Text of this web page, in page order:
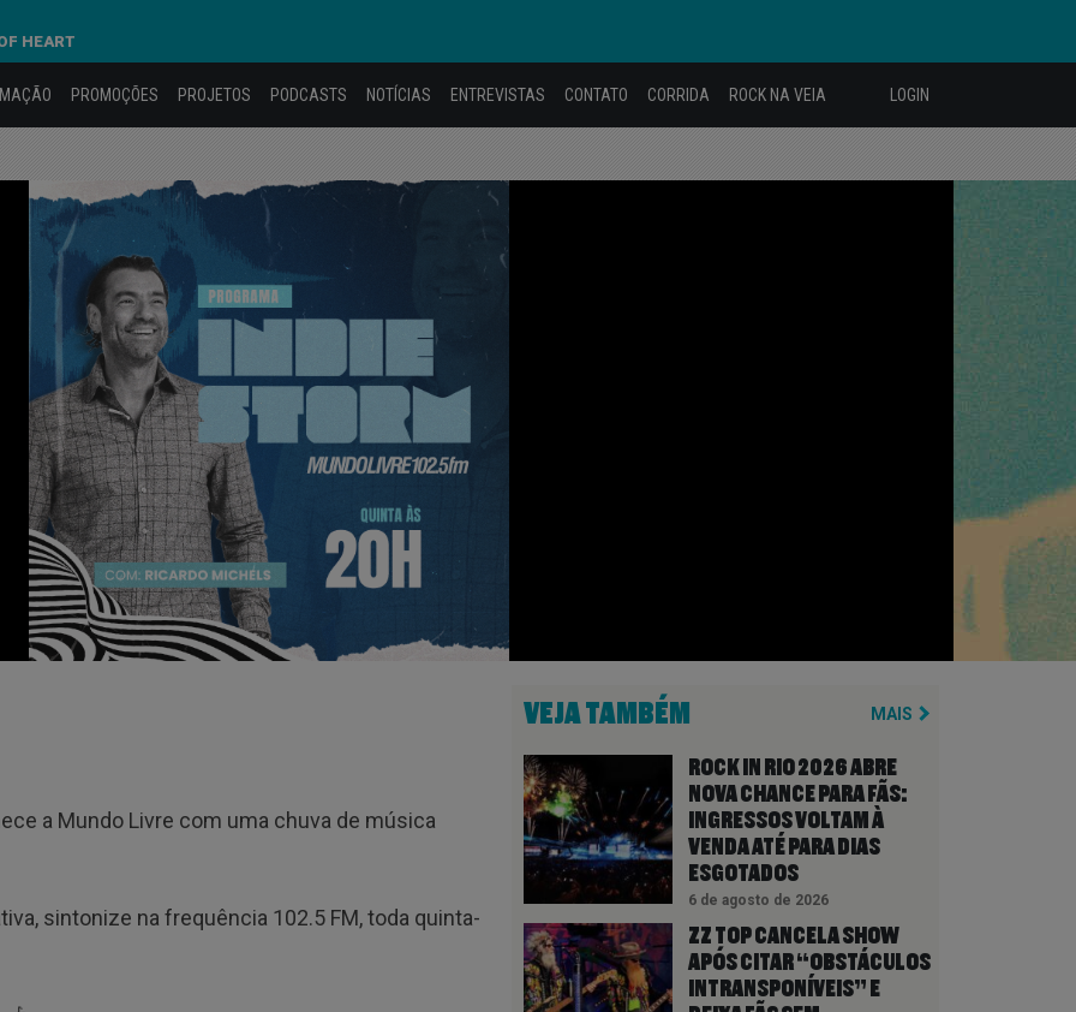
HEART
PROMOÇÕES PROJETOS PODCASTS NOTÍCIAS ENTREVISTAS CONTATO CORRIDA ROCK NA VEIA LOGIN
a Mundo Livre com uma chuva de música
sintonize na frequência 102.5 FM, toda quinta-
VEJA TAMBÉM MAIS
ROCK IN RIO 2026 ABRE
NOVA CHANCE PARA FÃS:
INGRESSOS VOLTAM À
VENDA ATÉ PARA DIAS
ESGOTADOS
6 de agosto de 2026
ZZ TOP CANCELA SHOW
APÓS CITAR “OBSTÁCULOS
INTRANSPONÍVEIS” E